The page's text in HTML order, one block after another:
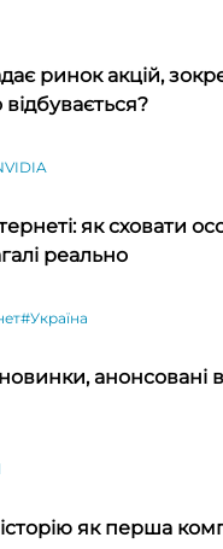
ринок акцій,
як сховати
реально
#Україна
новинки,
як перша